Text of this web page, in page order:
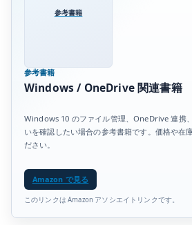
参考書籍
参考書籍
Windows / OneDrive 関連書籍
Windows 10 のファイル管理、OneDrive 連携
いを確認したい場合の参考書籍です。価格や在
ださい。
Amazon で見る
このリンクは Amazon アソシエイトリンクです。